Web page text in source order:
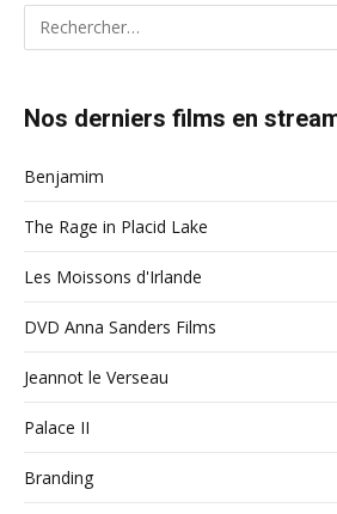
Nos derniers films en
Benjamim
The Rage in Placid Lake
Les Moissons d'Irlande
DVD Anna Sanders Films
Jeannot le Verseau
Palace II
Branding